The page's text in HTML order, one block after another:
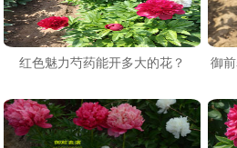
红色魅力芍药能开多大的花？
御